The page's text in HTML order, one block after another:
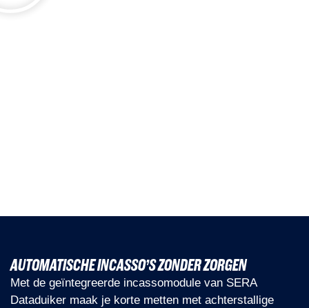
AUTOMATISCHE INCASSO’S ZONDER ZORGEN
Met de geïntegreerde incassomodule van SERA
Dataduiker maak je korte metten met achterstallige